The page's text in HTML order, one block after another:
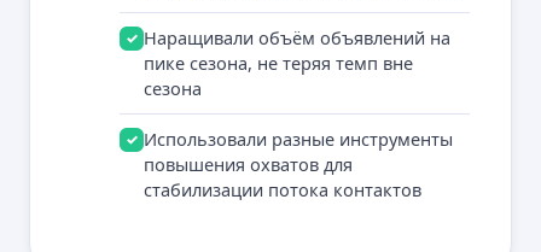
✓ Наращивали объём объявлений на
пике сезона, не теряя темп вне
сезона
✓ Использовали разные инструменты
повышения охватов для
стабилизации потока контактов